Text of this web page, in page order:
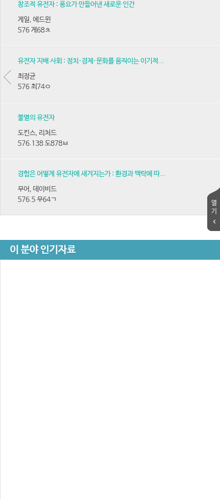
창조적 유전자 : 풍요가 만들어낸 새로운 인간
게일, 에드윈
576 게68ㅊ
유전자 지배 사회 : 정치·경제·문화를 움직이는 이기적...
최정균
576 최74ㅇ
불멸의 유전자
도킨스, 리처드
576.138 도878ㅂ
경험은 어떻게 유전자에 새겨지는가 : 환경과 맥락에 따...
무어, 데이비드
576.5 무64ㄱ
이 분야 인기자료
열
기